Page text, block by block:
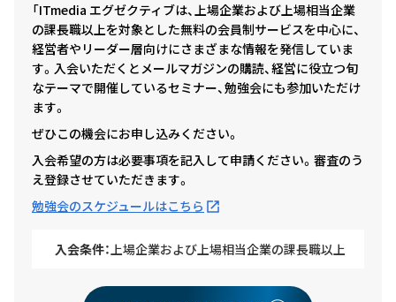
「ITmedia エグゼクティブは、上場企業および上場相当企業
の課長職以上を対象とした無料の会員制サービスを中心に、
経営者やリーダー層向けにさまざまな情報を発信していま
す。入会いただくとメールマガジンの購読、経営に役立つ旬
なテーマで開催しているセミナー、勉強会にも参加いただけ
ます。
ぜひこの機会にお申し込みください。
入会希望の方は必要事項を記入して申請ください。審査のう
え登録させていただきます。
勉強会のスケジュールはこちら
入会条件：上場企業および上場相当企業の課長職以上